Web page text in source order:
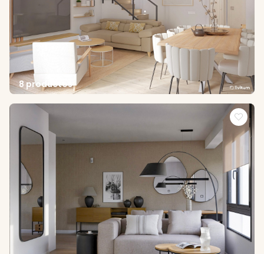
8 productos